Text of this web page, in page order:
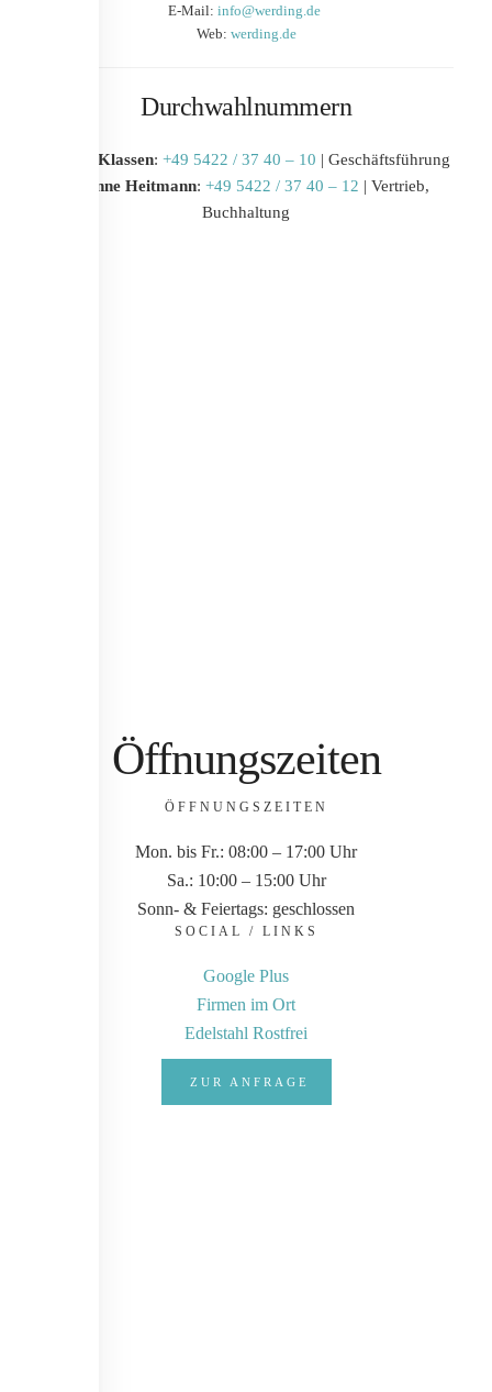
E-Mail: info@werding.de
Web: werding.de
Durchwahlnummern
Maxim Klassen: +49 5422 / 37 40 – 10 | Geschäftsführung
Susanne Heitmann: +49 5422 / 37 40 – 12 | Vertrieb,
Buchhaltung
Öffnungszeiten
ÖFFNUNGSZEITEN
Mon. bis Fr.: 08:00 – 17:00 Uhr
Sa.: 10:00 – 15:00 Uhr
Sonn- & Feiertags: geschlossen
SOCIAL / LINKS
Google Plus
Firmen im Ort
Edelstahl Rostfrei
ZUR ANFRAGE